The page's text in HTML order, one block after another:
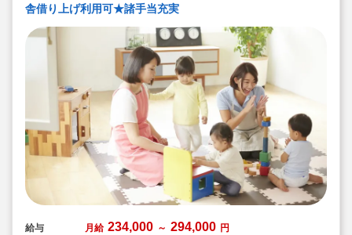
舎借り上げ利用可★諸手当充実
給与 月給 234,000 ～ 294,000 円